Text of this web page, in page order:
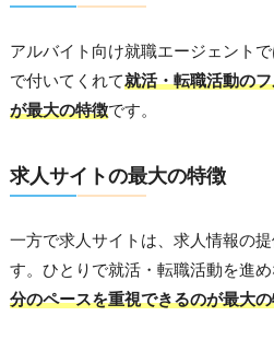
アルバイト向け就職エージェント
で付いてくれて就活・転職活動の
が最大の特徴です。
求人サイトの最大の特徴
一方で求人サイトは、求人情報の
す。ひとりで就活・転職活動を進め
分のペースを重視できるのが最大